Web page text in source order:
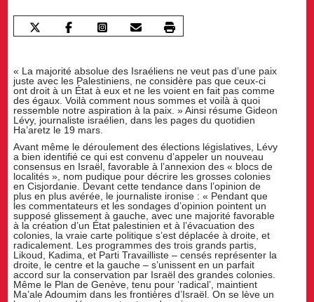
« La majorité absolue des Israéliens ne veut pas d’une paix
juste avec les Palestiniens, ne considère pas que ceux-ci
ont droit à un État à eux et ne les voient en fait pas comme
des égaux. Voilà comment nous sommes et voilà à quoi
ressemble notre aspiration à la paix. » Ainsi résume Gideon
Lévy, journaliste israélien, dans les pages du quotidien
Ha’aretz le 19 mars.
Avant même le déroulement des élections législatives, Lévy
a bien identifié ce qui est convenu d’appeler un nouveau
consensus en Israël, favorable à l’annexion des « blocs de
localités », nom pudique pour décrire les grosses colonies
en Cisjordanie. Devant cette tendance dans l’opinion de
plus en plus avérée, le journaliste ironise : « Pendant que
les commentateurs et les sondages d’opinion pointent un
supposé glissement à gauche, avec une majorité favorable
à la création d’un État palestinien et à l’évacuation des
colonies, la vraie carte politique s’est déplacée à droite, et
radicalement. Les programmes des trois grands partis,
Likoud, Kadima, et Parti Travailliste – censés représenter la
droite, le centre et la gauche – s’unissent en un parfait
accord sur la conservation par Israël des grandes colonies.
Même le Plan de Genève, tenu pour ‘radical’, maintient
Ma’ale Adoumim dans les frontières d’Israël. On se lève un